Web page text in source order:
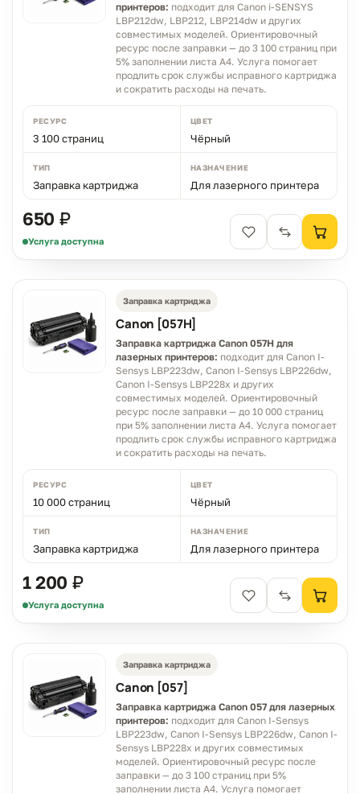
принтеров: подходит для Canon i-SENSYS
LBP212dw, LBP212, LBP214dw и других
совместимых моделей. Ориентировочный
ресурс после заправки — до 3 100 страниц при
5% заполнении листа A4. Услуга помогает
продлить срок службы исправного картриджа
и сократить расходы на печать.
РЕСУРС
3 100 страниц
ЦВЕТ
Чёрный
ТИП
Заправка картриджа
НАЗНАЧЕНИЕ
Для лазерного принтера
650 ₽
Услуга доступна
Заправка картриджа
Canon [057H]
Заправка картриджа Canon 057H для
лазерных принтеров: подходит для Canon I-
Sensys LBP223dw, Canon I-Sensys LBP226dw,
Canon I-Sensys LBP228x и других
совместимых моделей. Ориентировочный
ресурс после заправки — до 10 000 страниц
при 5% заполнении листа A4. Услуга помогает
продлить срок службы исправного картриджа
и сократить расходы на печать.
РЕСУРС
10 000 страниц
ЦВЕТ
Чёрный
ТИП
Заправка картриджа
НАЗНАЧЕНИЕ
Для лазерного принтера
1 200 ₽
Услуга доступна
Заправка картриджа
Canon [057]
Заправка картриджа Canon 057 для лазерных
принтеров: подходит для Canon I-Sensys
LBP223dw, Canon I-Sensys LBP226dw, Canon I-
Sensys LBP228x и других совместимых
моделей. Ориентировочный ресурс после
заправки — до 3 100 страниц при 5%
заполнении листа A4. Услуга помогает